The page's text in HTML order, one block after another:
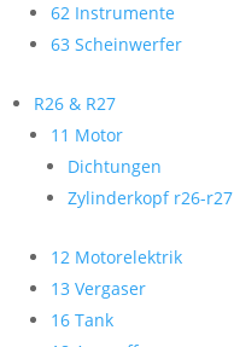
62 Instrumente
63 Scheinwerfer
R26 & R27
11 Motor
Dichtungen
Zylinderkopf r26-r27
12 Motorelektrik
13 Vergaser
16 Tank